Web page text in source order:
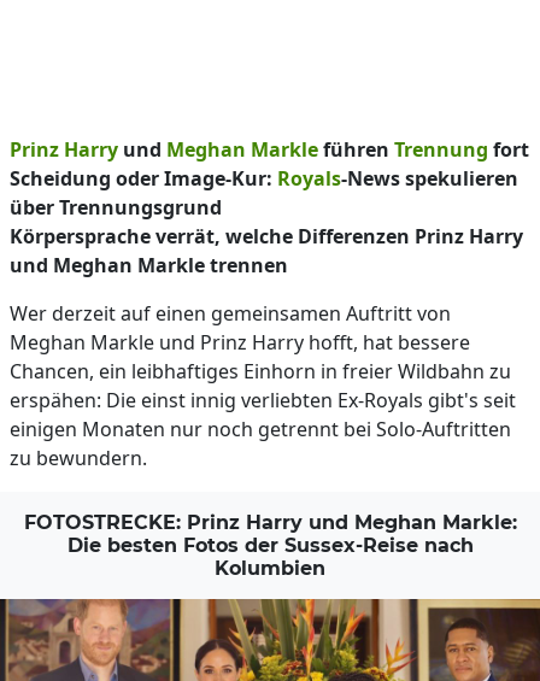
Prinz Harry und Meghan Markleführen Trennung fort
Scheidung oder Image-Kur: Royals-News spekulieren
über Trennungsgrund
Körpersprache verrät, welche Differenzen Prinz Harry
und Meghan Markle trennen
Wer derzeit auf einen gemeinsamen Auftritt von
Meghan Markle und Prinz Harry hofft, hat bessere
Chancen, ein leibhaftiges Einhorn in freier Wildbahn zu
erspähen: Die einst innig verliebten Ex-Royals gibt's seit
einigen Monaten nur noch getrennt bei Solo-Auftritten
zu bewundern.
FOTOSTRECKE: Prinz Harry und Meghan Markle:
Die besten Fotos der Sussex-Reise nach
Kolumbien